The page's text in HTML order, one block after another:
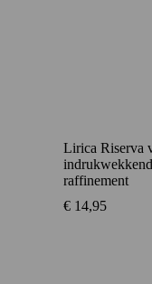
Lirica Riserva
raffinement
€ 14,95